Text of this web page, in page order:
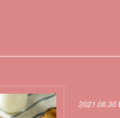
2021.06.30